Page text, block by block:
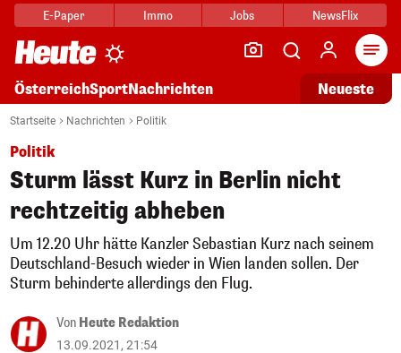
E-Paper Immo Jobs NewsFlix
ÖsterreichSportNachrichten Neueste
Startseite Nachrichten Politik
Politik
Sturm lässt Kurz in Berlin nicht
rechtzeitig abheben
Um 12.20 Uhr hätte Kanzler Sebastian Kurz nach seinem
Deutschland-Besuch wieder in Wien landen sollen. Der
Sturm behinderte allerdings den Flug.
Von Heute Redaktion
13.09.2021, 21:54